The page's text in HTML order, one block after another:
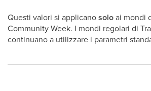
Questi valori si applicanosoloai mondi
Community Week. I mondi regolari di
continuano a utilizzare i parametri